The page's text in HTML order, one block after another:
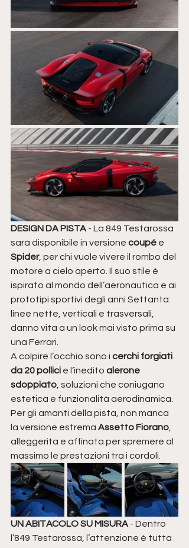
DESIGN DA PISTA - La 849 Testarossa
sarà disponibile in versione coupé e
Spider, per chi vuole vivere il rombo del
motore a cielo aperto. Il suo stile è
ispirato al mondo dell’aeronautica e ai
prototipi sportivi degli anni Settanta:
linee nette, verticali e trasversali,
danno vita a un look mai visto prima su
una Ferrari.
A colpire l’occhio sono i cerchi forgiati
da 20 pollici e l’inedito alerone
sdoppiato, soluzioni che coniugano
estetica e funzionalità aerodinamica.
Per gli amanti della pista, non manca
la versione estrema Assetto Fiorano,
alleggerita e affinata per spremere al
massimo le prestazioni tra i cordoli.
UN ABITACOLO SU MISURA - Dentro
l’849 Testarossa, l’attenzione è tutta